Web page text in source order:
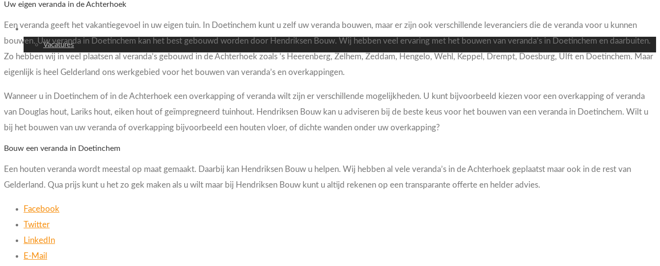
Contact
Vacatures
Uw eigen veranda in de Achterhoek
Een veranda geeft het vakantiegevoel in uw eigen tuin. In Doetinchem kunt u zelf uw veranda bouwen, maar er zijn ook verschillende leveranciers die de veranda voor u kunnen
bouwen. Uw veranda in Doetinchem kan het best gebouwd worden door Hendriksen Bouw. Wij hebben veel ervaring met het bouwen van veranda’s in Doetinchem en daarbuiten.
Zo hebben wij in veel plaatsen al veranda’s gebouwd in de Achterhoek zoals ’s Heerenberg, Zelhem, Zeddam, Hengelo, Wehl, Keppel, Drempt, Doesburg, Ulft en Doetinchem. Maar
eigenlijk is heel Gelderland ons werkgebied voor het bouwen van veranda’s en overkappingen.
Wanneer u in Doetinchem of in de Achterhoek een overkapping of veranda wilt zijn er verschillende mogelijkheden. U kunt bijvoorbeeld kiezen voor een overkapping of veranda
van Douglas hout, Lariks hout, eiken hout of geïmpregneerd tuinhout. Hendriksen Bouw kan u adviseren bij de beste keus voor het bouwen van een veranda in Doetinchem. Wilt u
bij het bouwen van uw veranda of overkapping bijvoorbeeld een houten vloer, of dichte wanden onder uw overkapping?
Bouw een veranda in Doetinchem
Een houten veranda wordt meestal op maat gemaakt. Daarbij kan Hendriksen Bouw u helpen. Wij hebben al vele veranda’s in de Achterhoek geplaatst maar ook in de rest van
Gelderland. Qua prijs kunt u het zo gek maken als u wilt maar bij Hendriksen Bouw kunt u altijd rekenen op een transparante offerte en helder advies.
Facebook
Twitter
LinkedIn
E-Mail